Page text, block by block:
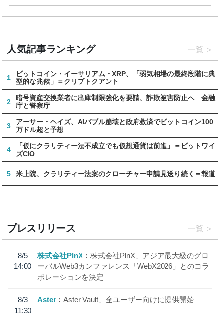
人気記事ランキング 一覧
1
ビットコイン・イーサリアム・XRP、「弱気相場の最終段階に典
型的な兆候」＝クリプトクアント
2
暗号資産交換業者に出庫制限強化を要請、詐欺被害防止へ 金融
庁と警察庁
3
アーサー・ヘイズ、AIバブル崩壊と政府救済でビットコイン100
万ドル超と予想
4
「仮にクラリティー法不成立でも仮想通貨は前進」＝ビットワイ
ズCIO
5 米上院、クラリティー法案のクローチャー申請見送り続く＝報道
プレスリリース 一覧
8/5
14:00
株式会社PlnX
株式会社PlnX、アジア最大級のグロ
ーバルWeb3カンファレンス「WebX2026」とのコラ
ボレーションを決定
8/3
11:30
Aster Aster Vault、全ユーザー向けに提供開始